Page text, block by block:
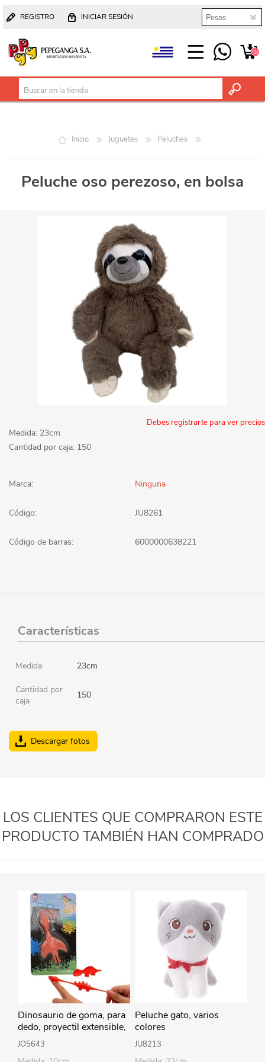
REGISTRO INICIAR SESIÓN
(0)
Inicio Juguetes Peluches
Peluche oso perezoso, en bolsa
Debes registrarte para ver precios
Medida: 23cm
Cantidad por caja: 150
Marca: Ninguna
Código: JU8261
Código de barras: 6000000638221
Características
Medida 23cm
Cantidad por
caja
150
Descargar fotos
LOS CLIENTES QUE COMPRARON ESTE
PRODUCTO TAMBIÉN HAN COMPRADO
Dinosaurio de goma, para
dedo, proyectil extensible,
en blister, varios colores
JO5643
Peluche gato, varios
colores
JU8213